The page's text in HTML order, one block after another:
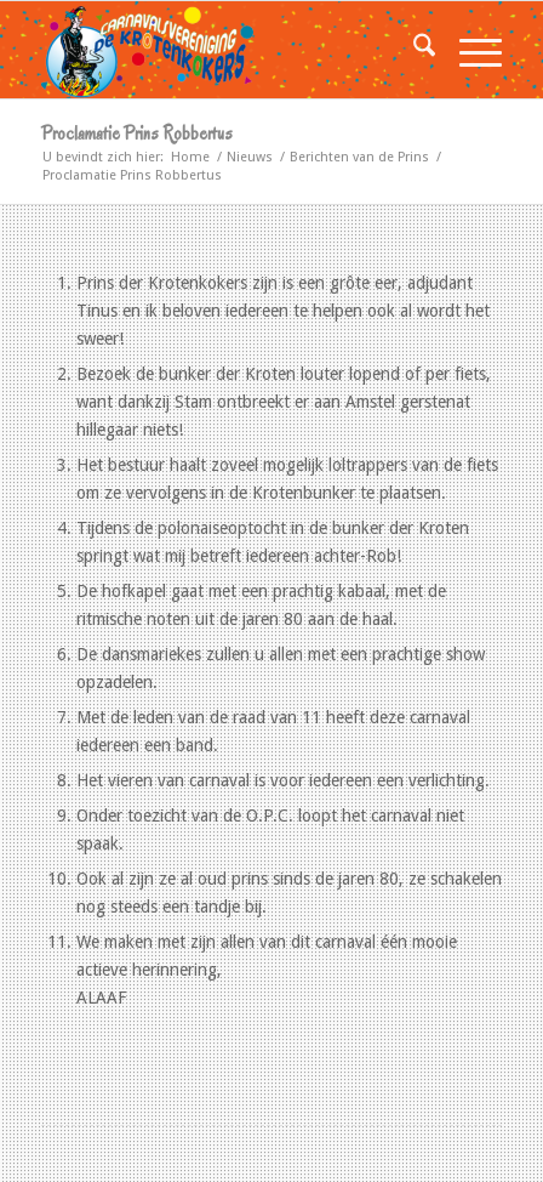
Proclamatie Prins Robbertus
U bevindt zich hier: Home / Nieuws / Berichten van de Prins /
Proclamatie Prins Robbertus
Prins der Krotenkokers zijn is een grôte eer, adjudant
Tinus en ik beloven iedereen te helpen ook al wordt het
sweer!
Bezoek de bunker der Kroten louter lopend of per fiets,
want dankzij Stam ontbreekt er aan Amstel gerstenat
hillegaar niets!
Het bestuur haalt zoveel mogelijk loltrappers van de fiets
om ze vervolgens in de Krotenbunker te plaatsen.
Tijdens de polonaiseoptocht in de bunker der Kroten
springt wat mij betreft iedereen achter-Rob!
De hofkapel gaat met een prachtig kabaal, met de
ritmische noten uit de jaren 80 aan de haal.
De dansmariekes zullen u allen met een prachtige show
opzadelen.
Met de leden van de raad van 11 heeft deze carnaval
iedereen een band.
Het vieren van carnaval is voor iedereen een verlichting.
Onder toezicht van de O.P.C. loopt het carnaval niet
spaak.
Ook al zijn ze al oud prins sinds de jaren 80, ze schakelen
nog steeds een tandje bij.
We maken met zijn allen van dit carnaval één mooie
actieve herinnering,
ALAAF